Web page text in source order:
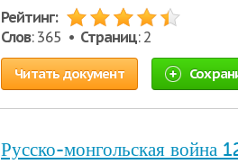
Рейтинг:
Слов: 365 • Страниц: 2
Читать документ
Русско-монгольская война